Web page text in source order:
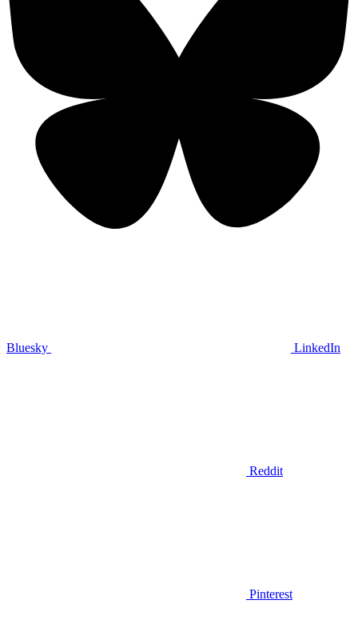
Bluesky LinkedIn
Reddit
Pinterest